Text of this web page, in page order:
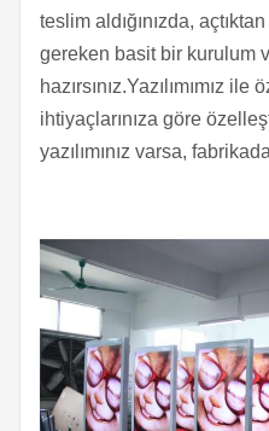
teslim aldığınızda,
gereken basit bir kurulum
hazırsınız.Yazılımımız
ihtiyaçlarınıza göre
yazılımınız varsa,